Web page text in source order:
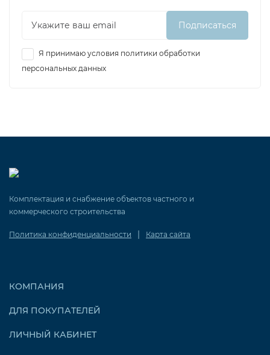
Подписаться
Я принимаю условия политики обработки
персональных данных
Комплектация и снабжение объектов частного и
коммерческого строительства
Политика конфиденциальности | Карта сайта
КОМПАНИЯ
ДЛЯ ПОКУПАТЕЛЕЙ
ЛИЧНЫЙ КАБИНЕТ